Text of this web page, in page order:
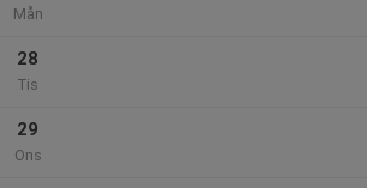
Mån
28
Tis
29
Ons